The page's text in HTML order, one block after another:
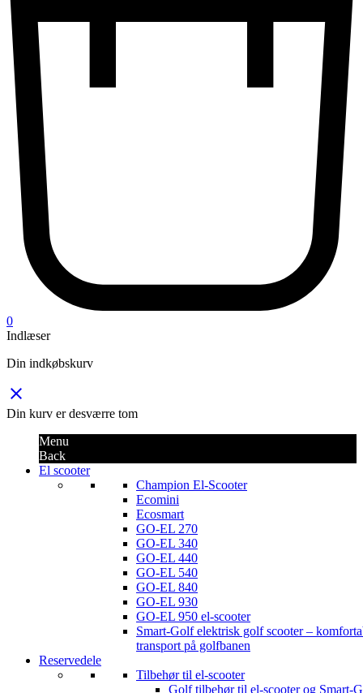
0
Indlæser
Din indkøbskurv
close
Din kurv er desværre tom
Menu
Back
El scooter
Champion El-Scooter
Ecomini
Ecosmart
GO-EL 270
GO-EL 340
GO-EL 440
GO-EL 540
GO-EL 840
GO-EL 930
GO-EL 950 el-scooter
Smart-Golf elektrisk golf scooter –
transport på golfbanen
Reservedele
Tilbehør til el-scooter
Golf tilbehør til el-scooter og Smart-